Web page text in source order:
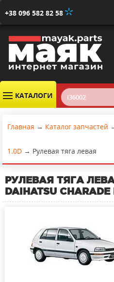
+38 096 582 82 58
КАТАЛОГИ
Главная → Каталог запчастей
1.0D → Рулевая тяга левая
РУЛЕВАЯ ТЯГА
DAIHATSU